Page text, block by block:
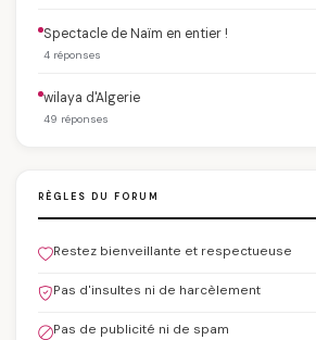
Spectacle de Naïm en entier !
4 réponses
wilaya d'Algerie
49 réponses
RÈGLES DU FORUM
Restez bienveillante et respectueuse
Pas d'insultes ni de harcèlement
Pas de publicité ni de spam